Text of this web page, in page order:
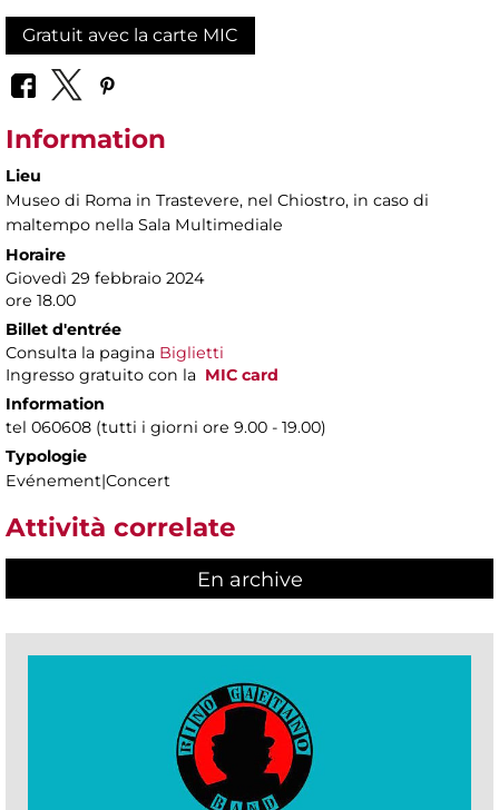
Gratuit avec la carte MIC
Information
Lieu
Museo di Roma in Trastevere, nel Chiostro, in caso di
maltempo nella Sala Multimediale
Horaire
Giovedì 29 febbraio 2024
ore 18.00
Billet d'entrée
Consulta la pagina Biglietti
Ingresso gratuito con la MIC card
Information
tel 060608 (tutti i giorni ore 9.00 - 19.00)
Typologie
Evénement|Concert
Attività correlate
En archive